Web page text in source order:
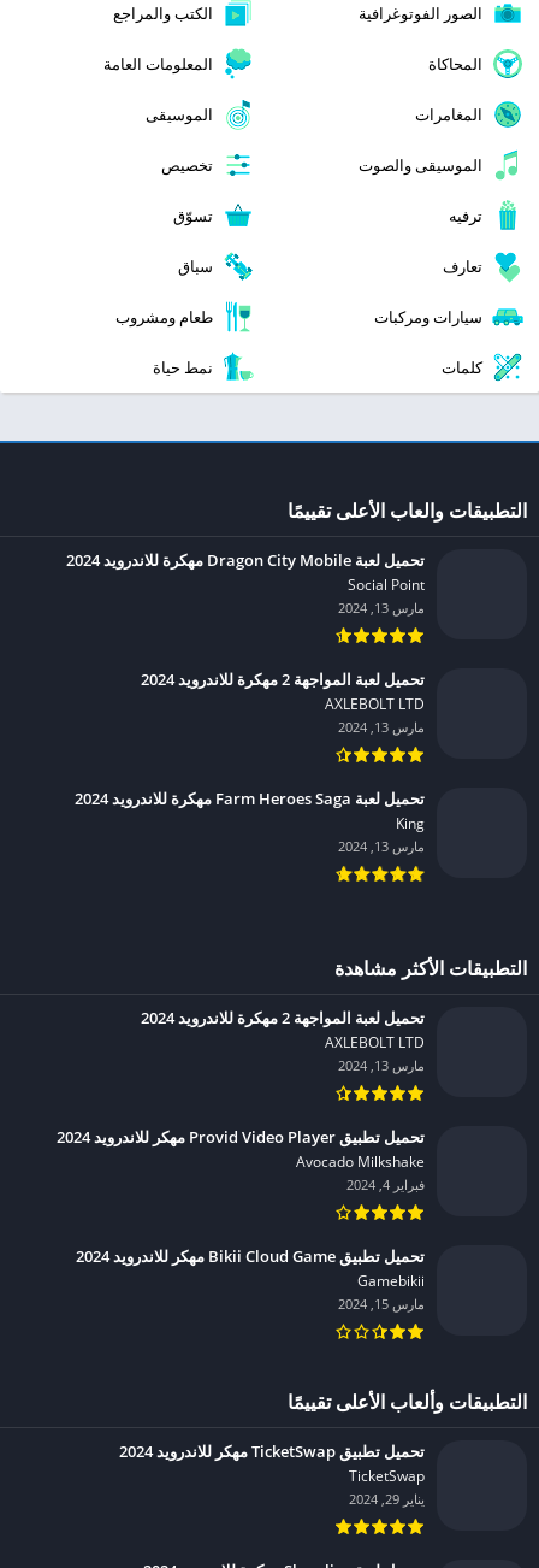
الصور الفوتوغرافية الكتب والمراجع
المحاكاة المعلومات العامة
المغامرات الموسيقى
الموسيقى والصوت تخصيص
ترفيه تسوّق
تعارف سباق
سيارات ومركبات طعام ومشروب
كلمات نمط حياة
التطبيقات والعاب الأعلى تقييمًا
تحميل لعبة Dragon City Mobile مهكرة للاندرويد 2024
Social Point‏
مارس 13, 2024
تحميل لعبة المواجهة 2 مهكرة للاندرويد 2024
AXLEBOLT LTD‏
مارس 13, 2024
تحميل لعبة Farm Heroes Saga مهكرة للاندرويد 2024
King‏
مارس 13, 2024
التطبيقات الأكثر مشاهدة
تحميل لعبة المواجهة 2 مهكرة للاندرويد 2024
AXLEBOLT LTD‏
مارس 13, 2024
تحميل تطبيق Provid Video Player مهكر للاندرويد 2024
Avocado Milkshake‏
فبراير 4, 2024
تحميل تطبيق Bikii Cloud Game مهكر للاندرويد 2024
Gamebikii‏
مارس 15, 2024
التطبيقات وألعاب الأعلى تقييمًا
تحميل تطبيق TicketSwap مهكر للاندرويد 2024
TicketSwap‏
يناير 29, 2024